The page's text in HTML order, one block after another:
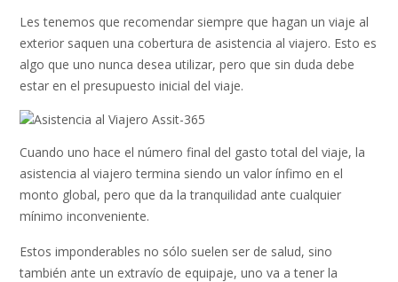
Les tenemos que recomendar siempre que hagan un viaje al
exterior saquen una cobertura de asistencia al viajero. Esto es
algo que uno nunca desea utilizar, pero que sin duda debe
estar en el presupuesto inicial del viaje.
Cuando uno hace el número final del gasto total del viaje, la
asistencia al viajero termina siendo un valor ínfimo en el
monto global, pero que da la tranquilidad ante cualquier
mínimo inconveniente.
Estos imponderables no sólo suelen ser de salud, sino
también ante un extravío de equipaje, uno va a tener la